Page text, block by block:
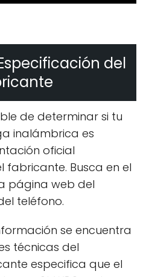
del
de determinar si tu
inalámbrica es
oficial
Busca en el
página web del
teléfono.
se encuentra
técnicas del
especifica que el